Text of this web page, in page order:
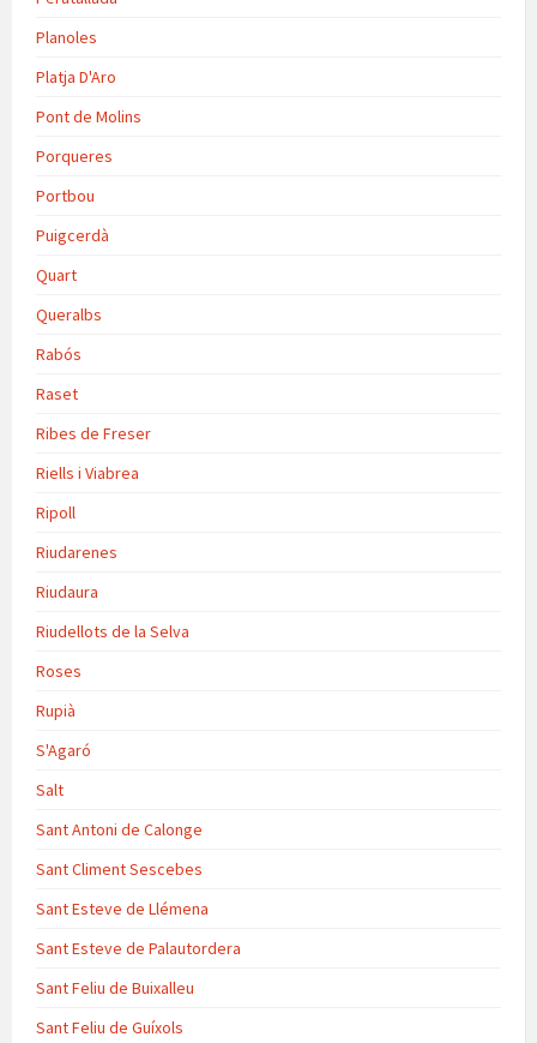
Planoles
Platja D'Aro
Pont de Molins
Porqueres
Portbou
Puigcerdà
Quart
Queralbs
Rabós
Raset
Ribes de Freser
Riells i Viabrea
Ripoll
Riudarenes
Riudaura
Riudellots de la Selva
Roses
Rupià
S'Agaró
Salt
Sant Antoni de Calonge
Sant Climent Sescebes
Sant Esteve de Llémena
Sant Esteve de Palautordera
Sant Feliu de Buixalleu
Sant Feliu de Guíxols